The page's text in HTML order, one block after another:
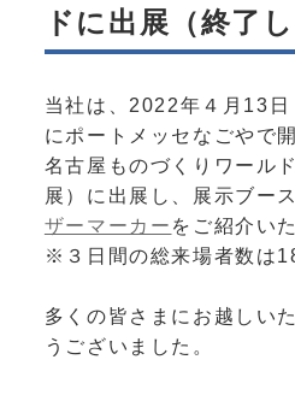
ドに出展（終了
当社は、2022年４月13日
にポートメッセなごやで
名古屋ものづくりワール
展）に出展し、展示ブー
ザーマーカー をご紹介い
※３日間の総来場者数は
多くの皆さまにお越しい
うございました。